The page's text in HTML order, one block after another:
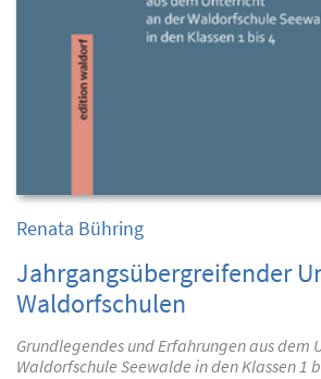
Renata Bühring
Jahrgangsübergreifender
Waldorfschulen
Grundlegendes und Erfahrungen aus dem
Waldorfschule Seewalde in den Klassen 1